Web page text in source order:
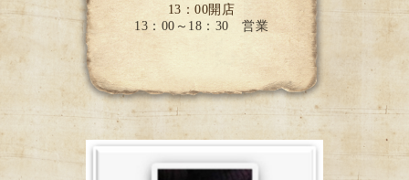
13：00開店
13：00～18：30 営業